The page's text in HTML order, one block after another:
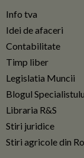
Info tva
Idei de afaceri
Contabilitate
Timp liber
Legislatia Muncii
Blogul
Libraria R&S
Stiri juridice
Stiri agricole din